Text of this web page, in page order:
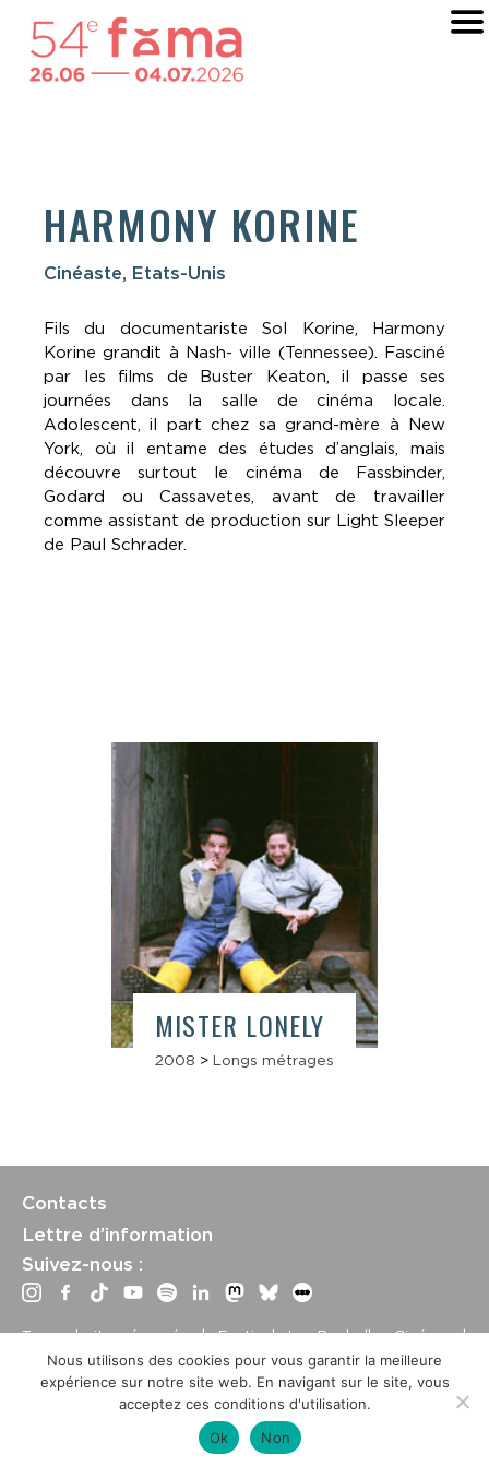
HARMONY KORINE
Cinéaste, Etats-Unis
Fils du documentariste Sol Korine, Harmony
Korine grandit à Nash- ville (Tennessee). Fasciné
par les films de Buster Keaton, il passe ses
journées dans la salle de cinéma locale.
Adolescent, il part chez sa grand-mère à New
York, où il entame des études d’anglais, mais
découvre surtout le cinéma de Fassbinder,
Godard ou Cassavetes, avant de travailler
comme assistant de production sur Light Sleeper
de Paul Schrader.
MISTER LONELY
2008 > Longs métrages
Contacts
Lettre d’information
Suivez-nous :
Tous droits réservés | Festival La Rochelle Cinéma |
International Film Festival – Mentions légales –Conditions
générales de vente
Crédits site : Marine Breton, design ;Etienne Delcambre,
développement et mise à jour
Nous utilisons des cookies pour vous garantir la meilleure
expérience sur notre site web. En navigant sur le site, vous
acceptez ces conditions d'utilisation.
Ok
Non